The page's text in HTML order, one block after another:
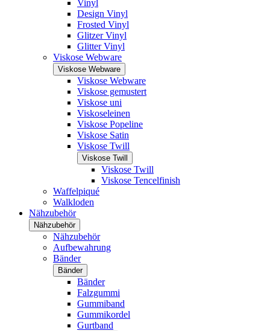
Vinyl
Design Vinyl
Frosted Vinyl
Glitzer Vinyl
Glitter Vinyl
Viskose Webware
Viskose Webware
Viskose Webware
Viskose gemustert
Viskose uni
Viskoseleinen
Viskose Popeline
Viskose Satin
Viskose Twill
Viskose Twill
Viskose Twill
Viskose Tencelfinish
Waffelpiqué
Walkloden
Nähzubehör
Nähzubehör
Nähzubehör
Aufbewahrung
Bänder
Bänder
Bänder
Falzgummi
Gummiband
Gummikordel
Gurtband